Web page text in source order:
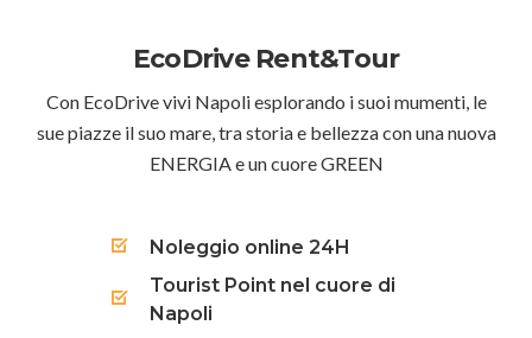
EcoDrive Rent&Tour
Con EcoDrive vivi Napoli esplorando i suoi mumenti, le
sue piazze il suo mare, tra storia e bellezza con una nuova
ENERGIA e un cuore GREEN
Noleggio online 24H
Tourist Point nel cuore di
Napoli